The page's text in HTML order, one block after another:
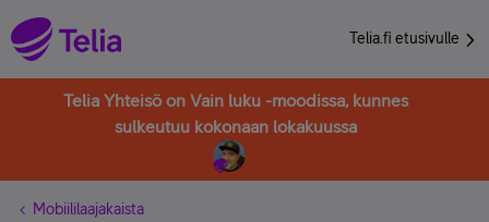
Telia.fi etusivulle
Telia Yhteisö on Vain luku -moodissa, kunnes
sulkeutuu kokonaan lokakuussa
Mobiililaajakaista